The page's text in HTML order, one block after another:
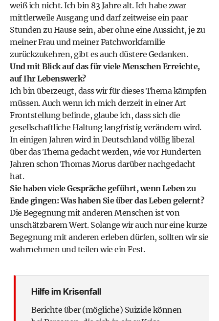
weiß ich nicht. Ich bin 83 Jahre alt. Ich habe zwar
mittlerweile Ausgang und darf zeitweise ein paar
Stunden zu Hause sein, aber ohne eine Aussicht, je zu
meiner Frau und meiner Patchworkfamilie
zurückzukehren, gibt es auch düstere Gedanken.
Und mit Blick auf das für viele Menschen Erreichte,
auf Ihr Lebenswerk?
Ich bin überzeugt, dass wir für dieses Thema kämpfen
müssen. Auch wenn ich mich derzeit in einer Art
Frontstellung befinde, glaube ich, dass sich die
gesellschaftliche Haltung langfristig verändern wird.
In einigen Jahren wird in Deutschland völlig liberal
über das Thema gedacht werden, wie vor Hunderten
Jahren schon Thomas Morus darüber nachgedacht
hat.
Sie haben viele Gespräche geführt, wenn Leben zu
Ende gingen: Was haben Sie über das Leben gelernt?
Die Begegnung mit anderen Menschen ist von
unschätzbarem Wert. Solange wir auch nur eine kurze
Begegnung mit anderen erleben dürfen, sollten wir sie
wahrnehmen und teilen wie ein Fest.
Hilfe im Krisenfall
Berichte über (mögliche) Suizide können